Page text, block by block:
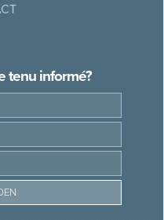
tenu informé?